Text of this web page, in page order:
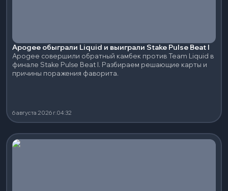
Apogee обыграли Liquid и выиграли Stake Pulse Beat I
Apogee совершили обратный камбек против Team Liquid в
финале Stake Pulse Beat I. Разбираем решающие карты и
причины поражения фаворита.
6 августа 2026 г.04:32